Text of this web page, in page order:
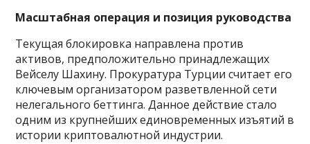
Масштабная операция и позиция руководства
Текущая блокировка направлена против
активов, предположительно принадлежащих
Вейселу Шахину. Прокуратура Турции считает его
ключевым организатором разветвленной сети
нелегального беттинга. Данное действие стало
одним из крупнейших единовременных изъятий в
истории криптовалютной индустрии.